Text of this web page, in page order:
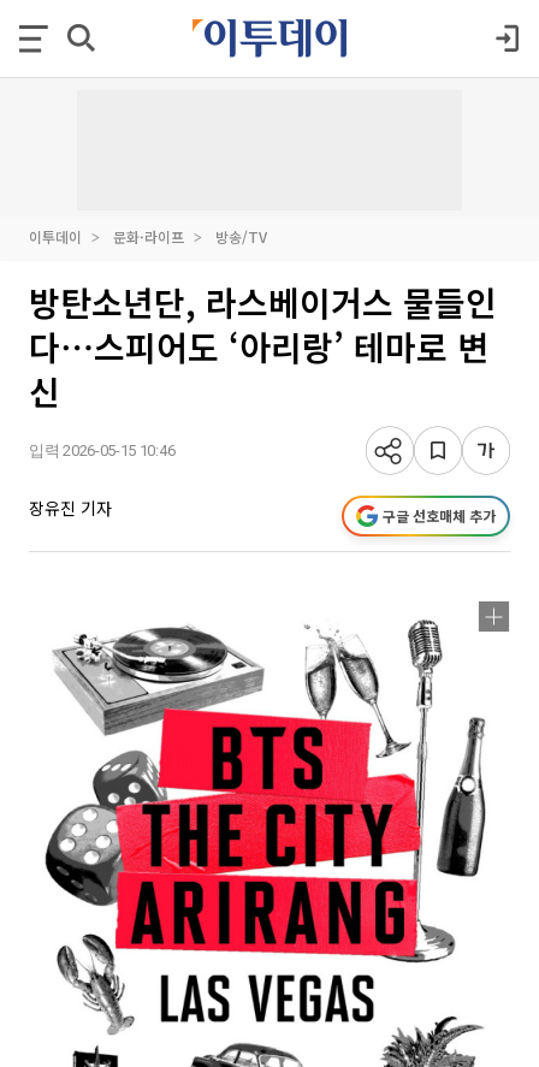
이투데이 문화·라이프 방송/TV
방탄소년단, 라스베이거스 물들인
다⋯스피어도 ‘아리랑’ 테마로 변
신
입력 2026-05-15 10:46
장유진 기자 구글 선호매체 추가